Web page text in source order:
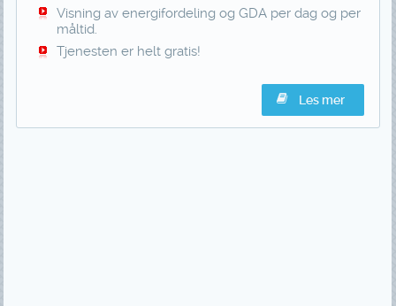
Visning av energifordeling og GDA per dag og per
måltid.
Tjenesten er helt gratis!
Les mer